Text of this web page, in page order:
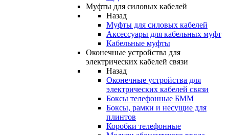
Муфты для силовых кабелей
Назад
Муфты для силовых кабелей
Аксессуары для кабельных муфт
Кабельные муфты
Оконечные устройства для
электрических кабелей связи
Назад
Оконечные устройства для
электрических кабелей связи
Боксы телефонные БММ
Боксы, рамки и несущие для
плинтов
Коробки телефонные